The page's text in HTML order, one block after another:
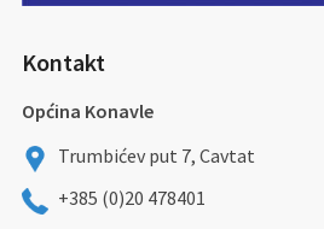
Kontakt
Općina Konavle
Trumbićev put 7, Cavtat
+385 (0)20 478401